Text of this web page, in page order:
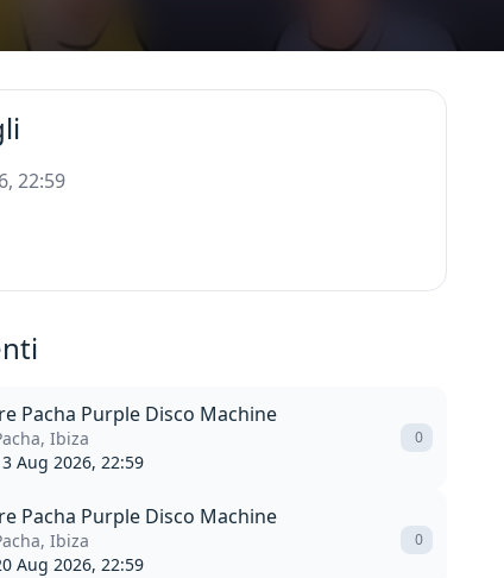
22:59
Pacha Purple Disco Machine
Ibiza
Aug 2026, 22:59
0
Pacha Purple Disco Machine
Ibiza
Aug 2026, 22:59
0